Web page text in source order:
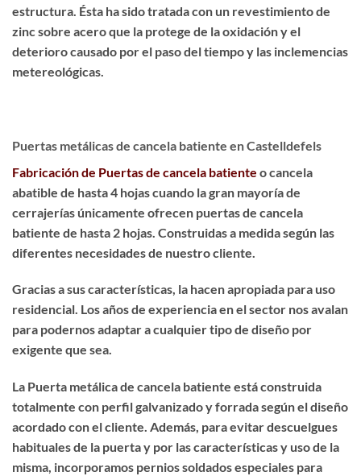
estructura. Ésta ha sidotratada con un revestimiento de
zinc sobre aceroque la protege de la oxidación y el
deterioro causado por el paso del tiempo y las inclemencias
metereológicas.
Puertas metálicas de cancela batiente en Castelldefels
Fabricación de Puertas de cancela batiente o cancela
abatible de hasta 4 hojas cuando la gran mayoría de
cerrajerías únicamente ofrecen puertas de cancela
batiente de hasta 2 hojas. Construidas a medida según las
diferentes necesidades de nuestro cliente.
Gracias a sus características, la hacen apropiada para uso
residencial. Los años de experiencia en el sector nos avalan
para podernos adaptar a cualquier tipo de diseño por
exigente que sea.
La Puerta metálica de cancela batiente está construida
totalmente con perfil galvanizado y forrada según el diseño
acordado con el cliente. Además, para evitar descuelgues
habituales de la puerta y por las características y uso de la
misma, incorporamos pernios soldados especiales para